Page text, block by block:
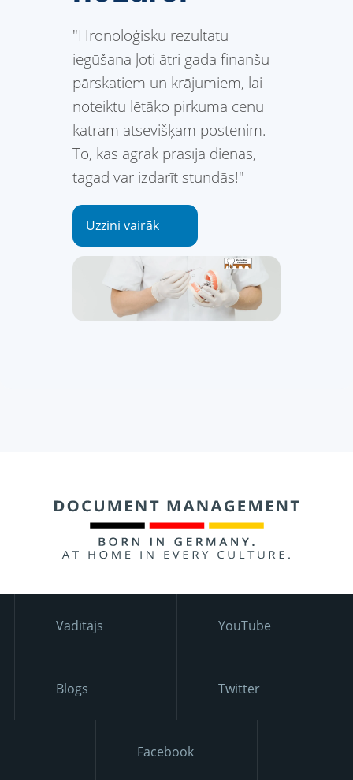
"Hronoloģisku rezultātu
iegūšana ļoti ātri gada finanšu
pārskatiem un krājumiem, lai
noteiktu lētāko pirkuma cenu
katram atsevišķam postenim.
To, kas agrāk prasīja dienas,
tagad var izdarīt stundās!"
Uzzini vairāk
Vadītājs YouTube
Blogs Twitter
Facebook